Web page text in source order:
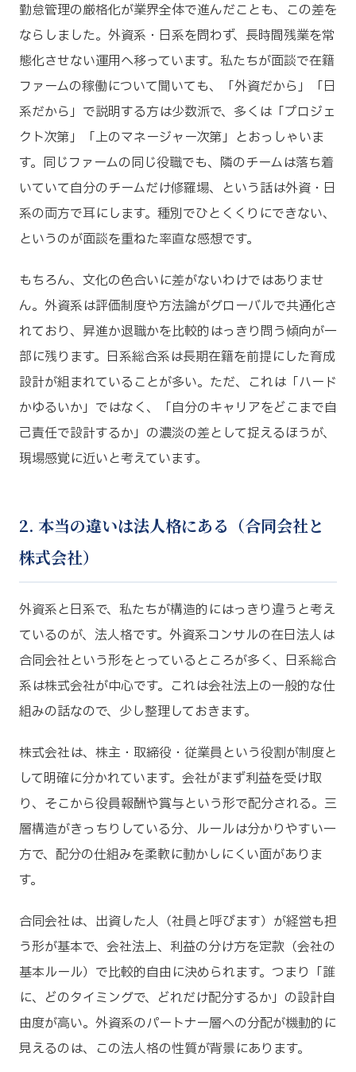
勤怠管理の厳格化が業界全体で進んだことも、この差を
ならしました。外資系・日系を問わず、長時間残業を常
態化させない運用へ移っています。私たちが面談で在籍
ファームの稼働について聞いても、「外資だから」「日
系だから」で説明する方は少数派で、多くは「プロジェ
クト次第」「上のマネージャー次第」とおっしゃいま
す。同じファームの同じ役職でも、隣のチームは落ち着
いていて自分のチームだけ修羅場、という話は外資・日
系の両方で耳にします。種別でひとくくりにできない、
というのが面談を重ねた率直な感想です。
もちろん、文化の色合いに差がないわけではありませ
ん。外資系は評価制度や方法論がグローバルで共通化さ
れており、昇進か退職かを比較的はっきり問う傾向が一
部に残ります。日系総合系は長期在籍を前提にした育成
設計が組まれていることが多い。ただ、これは「ハード
かゆるいか」ではなく、「自分のキャリアをどこまで自
己責任で設計するか」の濃淡の差として捉えるほうが、
現場感覚に近いと考えています。
2. 本当の違いは法人格にある（合同会社と
株式会社）
外資系と日系で、私たちが構造的にはっきり違うと考え
ているのが、法人格です。外資系コンサルの在日法人は
合同会社という形をとっているところが多く、日系総合
系は株式会社が中心です。これは会社法上の一般的な仕
組みの話なので、少し整理しておきます。
株式会社は、株主・取締役・従業員という役割が制度と
して明確に分かれています。会社がまず利益を受け取
り、そこから役員報酬や賞与という形で配分される。三
層構造がきっちりしている分、ルールは分かりやすい一
方で、配分の仕組みを柔軟に動かしにくい面がありま
す。
合同会社は、出資した人（社員と呼びます）が経営も担
う形が基本で、会社法上、利益の分け方を定款（会社の
基本ルール）で比較的自由に決められます。つまり「誰
に、どのタイミングで、どれだけ配分するか」の設計自
由度が高い。外資系のパートナー層への分配が機動的に
見えるのは、この法人格の性質が背景にあります。